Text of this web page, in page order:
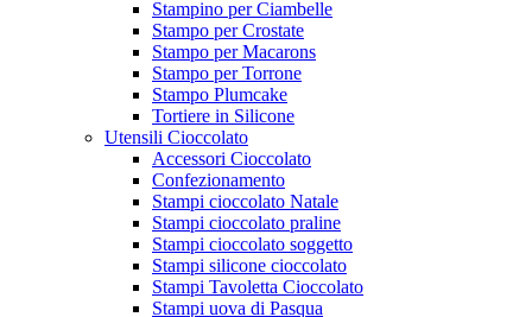
Stampino per Ciambelle
Stampo per Crostate
Stampo per Macarons
Stampo per Torrone
Stampo Plumcake
Tortiere in Silicone
Utensili Cioccolato
Accessori Cioccolato
Confezionamento
Stampi cioccolato Natale
Stampi cioccolato praline
Stampi cioccolato soggetto
Stampi silicone cioccolato
Stampi Tavoletta Cioccolato
Stampi uova di Pasqua